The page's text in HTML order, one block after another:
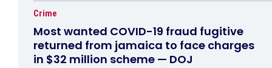
Crime
Most wanted COVID-19 fraud fugitive
returned from jamaica to face charges
in $32 million scheme — DOJ